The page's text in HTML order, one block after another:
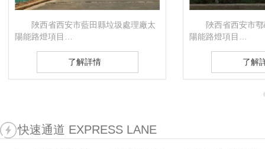
陜西省西安市藍田縣垃圾處理廠太
陽能路燈項目…
了解詳情
陜西省西安市
陽能路燈項目…
了解
快速通道 EXPRESS LANE